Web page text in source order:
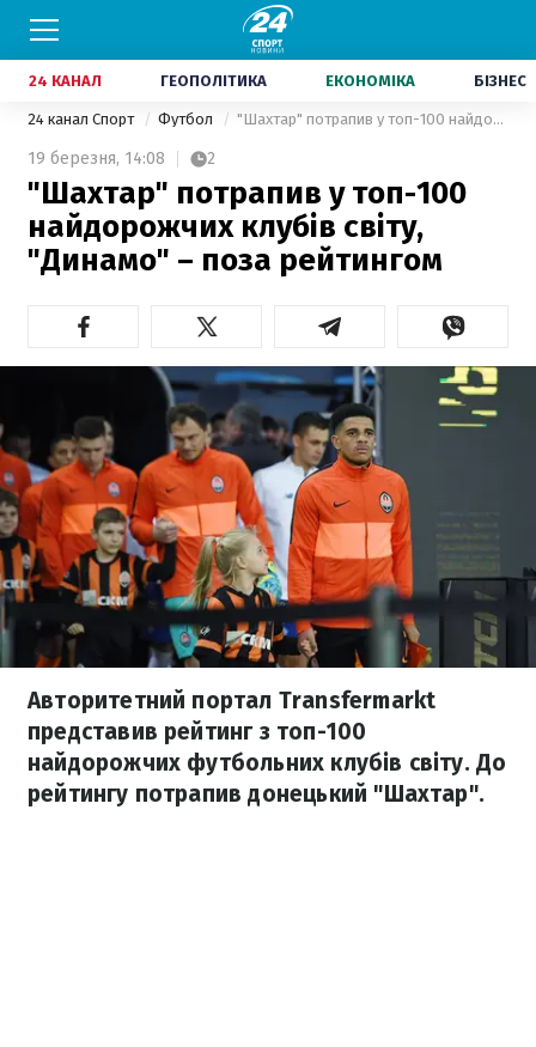
24 КАНАЛ ГЕОПОЛІТИКА ЕКОНОМІКА БІЗНЕС
24 канал Спорт Футбол "Шахтар" потрапив у топ-100 найдорожчих клубів світу, "Динамо" – поза рейтингом
19 березня, 14:08 2
"Шахтар" потрапив у топ-100
найдорожчих клубів світу,
"Динамо" – поза рейтингом
Авторитетний портал Transfermarkt
представив рейтинг з топ-100
найдорожчих футбольних клубів світу. До
рейтингу потрапив донецький "Шахтар".